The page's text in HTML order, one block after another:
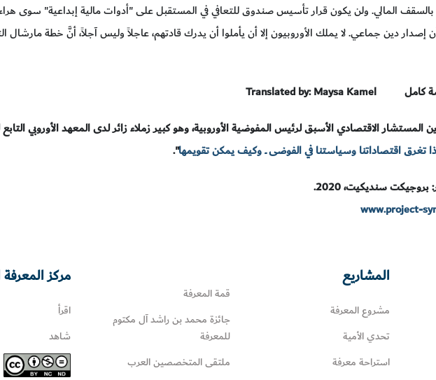
المالي. ولن يكون قرار تأسيس صندوق للتعافي في المستقبل على "أدوات مالية إبداعية" سوى هراء
دين جماعي. لا يملك الأوروبيون إلا أن يأملوا أن يدرك قادتهم، عاجلاً وليس آجلاً، أنَّ خطة مارشال
كامل
Translated by: Maysa Kamel
المستشار الاقتصادي الأسبق لرئيس المفوضية الأوروبية، وهو كبير زملاء زائر لدى المعهد الأوروبي
تغرق اقتصاداتنا وسياستنا في الفوضى ــ وكيف يمكن تقويمها".
سنديكيت، 2020.
www.project-
المشاريع
مشروع المعرفة
تحدي الأمية
استراحة معرفة
قمة المعرفة
جائزة محمد بن راشد آل مكتوم
للمعرفة
ملتقى المتخصصين العرب
مركز
اقرأ
شاهد